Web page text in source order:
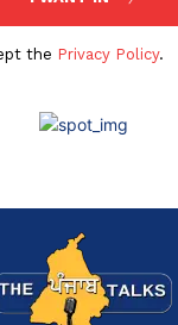
the Privacy Policy.